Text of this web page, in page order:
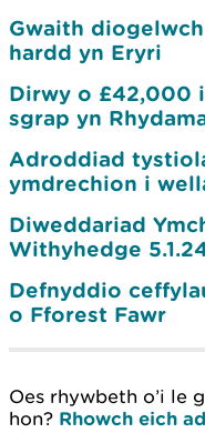
Gwaith
hardd yn Eryri
Dirwy o £42,000
sgrap yn
Adroddiad
ymdrechion i
Diweddariad
Withyhedge
Defnyddio
o Fforest Fawr
Oes rhywbeth o’i le
hon? Rhowch eich